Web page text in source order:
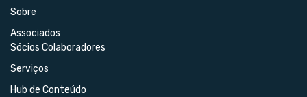
Sobre
Associados
Sócios Colaboradores
Serviços
Hub de Conteúdo